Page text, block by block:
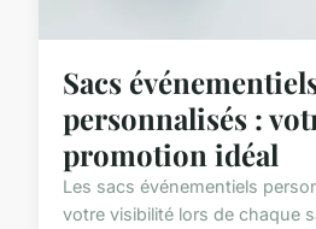
Sacs
personnalisés :
promotion idéal
Les sacs événementiels
votre visibilité lors de chaque